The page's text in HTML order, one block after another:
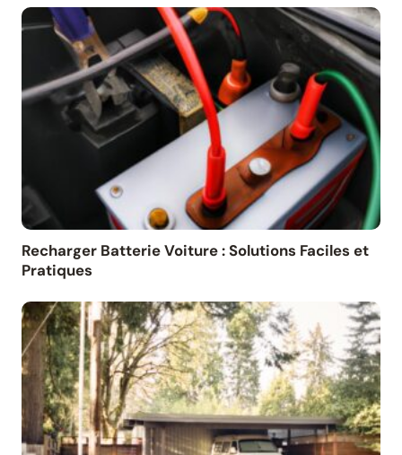
Recharger Batterie Voiture : Solutions Faciles et
Pratiques